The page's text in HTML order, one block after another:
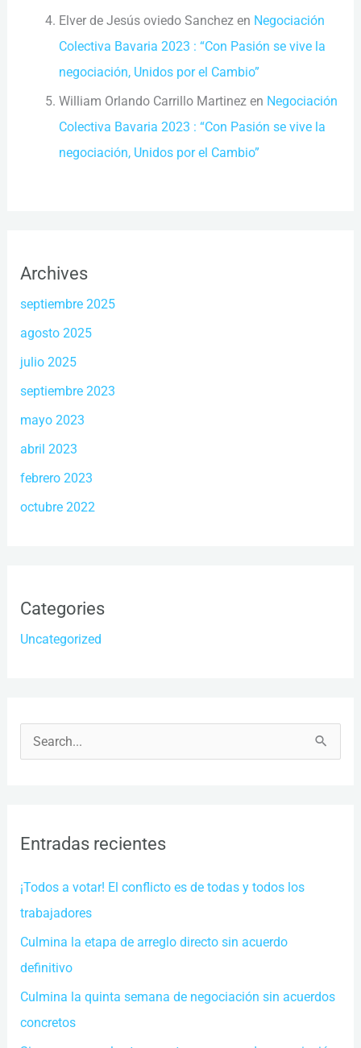
Elver de Jesús oviedo Sanchezen Negociación
Colectiva Bavaria 2023 : “Con Pasión se vive la
negociación, Unidos por el Cambio”
William Orlando Carrillo Martinezen Negociación
Colectiva Bavaria 2023 : “Con Pasión se vive la
negociación, Unidos por el Cambio”
Archives
septiembre 2025
agosto 2025
julio 2025
septiembre 2023
mayo 2023
abril 2023
febrero 2023
octubre 2022
Categories
Uncategorized
a
r
:
Entradas recientes
¡Todos a votar! El conflicto es de todas y todos los
trabajadores
Culmina la etapa de arreglo directo sin acuerdo
definitivo
Culmina la quinta semana de negociación sin acuerdos
concretos